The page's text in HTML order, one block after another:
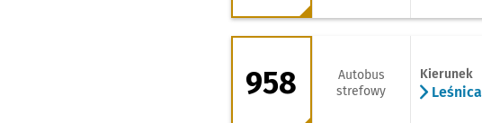
958 - kierunek Leśnica
958
Autobus
strefowy
Kierunek
Leśnica